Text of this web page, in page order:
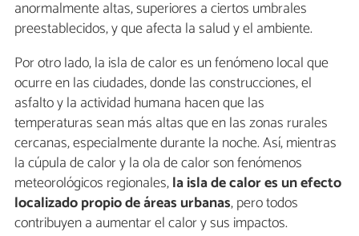
anormalmente altas, superiores a ciertos umbrales
preestablecidos, y que afecta la salud y el ambiente.
Por otro lado, la isla de calor es un fenómeno local que
ocurre en las ciudades, donde las construcciones, el
asfalto y la actividad humana hacen que las
temperaturas sean más altas que en las zonas rurales
cercanas, especialmente durante la noche. Así, mientras
la cúpula de calor y la ola de calor son fenómenos
meteorológicos regionales,la isla de calor es un efecto
localizado propio de áreas urbanas, pero todos
contribuyen a aumentar el calor y sus impactos.